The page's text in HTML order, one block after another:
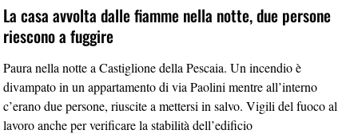
La casa avvolta dalle fiamme nella notte, due persone
riescono a fuggire
Paura nella notte a Castiglione della Pescaia. Un incendio è
divampato in un appartamento di via Paolini mentre all’interno
c’erano due persone, riuscite a mettersi in salvo. Vigili del fuoco al
lavoro anche per verificare la stabilità dell’edificio